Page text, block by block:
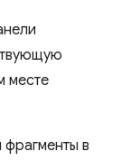
месте
фрагменты в